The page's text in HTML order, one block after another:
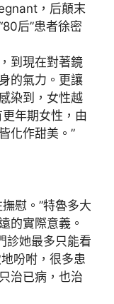
，后顛末
后”患者徐密
到現在對著鏡
的氣力。更讓
染到，女性越
年期女性，由
化作甜美。”
慰。”特魯多大
的實際意義。
她最多只能看
吩咐，很多患
治已病，也治